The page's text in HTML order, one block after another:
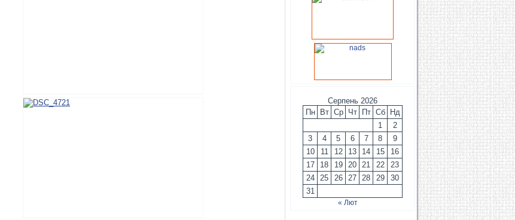
Серпень 2026
Пн
Вт Ср Чт Пт Сб
Нд
1
2
3
4 5 6 7 8
9
10
11 12 13 14 15
16
17
18 19 20 21 22
23
24
25 26 27 28 29
30
31
« Лют